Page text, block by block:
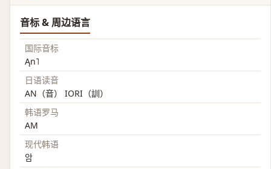
音标 & 周边语言
国际音标
Ąn˥
日语读音
AN（音） IORI（訓）
韩语罗马
AM
现代韩语
암